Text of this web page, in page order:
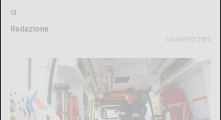
di
Redazione
6 AGOSTO 2026